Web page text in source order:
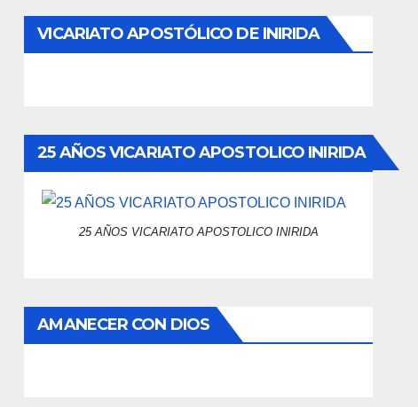
VICARIATO APOSTÓLICO DE INIRIDA
25 AÑOS VICARIATO APOSTOLICO INIRIDA
25 AÑOS VICARIATO APOSTOLICO INIRIDA
AMANECER CON DIOS